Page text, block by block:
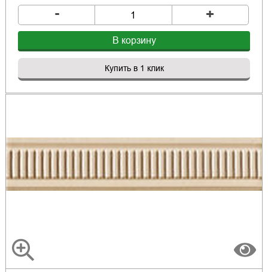
- +
В корзину
Купить в 1 клик